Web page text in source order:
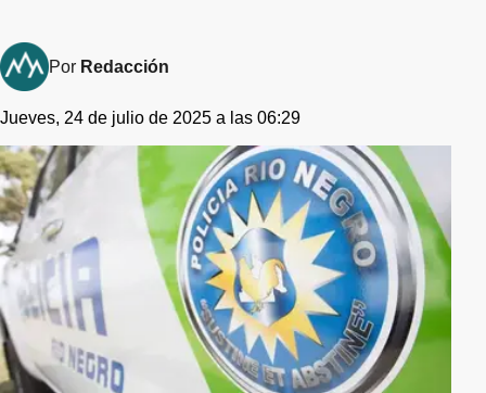
Por Redacción
Jueves, 24 de julio de 2025 a las 06:29